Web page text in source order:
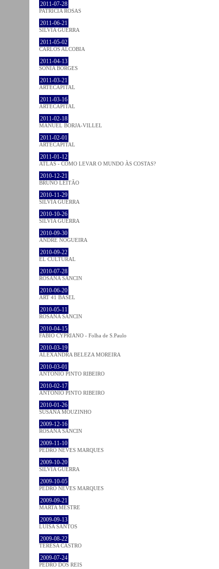
2011-07-28
PATRÍCIA ROSAS
2011-06-21
SÍLVIA GUERRA
2011-05-02
CARLOS ALCOBIA
2011-04-13
SÓNIA BORGES
2011-03-21
ARTECAPITAL
2011-03-16
ARTECAPITAL
2011-02-18
MANUEL BORJA-VILLEL
2011-02-01
ARTECAPITAL
2011-01-12
ATLAS - COMO LEVAR O MUNDO ÀS COSTAS?
2010-12-21
BRUNO LEITÃO
2010-11-29
SÍLVIA GUERRA
2010-10-26
SÍLVIA GUERRA
2010-09-30
ANDRÉ NOGUEIRA
2010-09-22
EL CULTURAL
2010-07-28
ROSANA SANCIN
2010-06-20
ART 41 BASEL
2010-05-11
ROSANA SANCIN
2010-04-15
FABIO CYPRIANO - Folha de S.Paulo
2010-03-19
ALEXANDRA BELEZA MOREIRA
2010-03-01
ANTÓNIO PINTO RIBEIRO
2010-02-17
ANTÓNIO PINTO RIBEIRO
2010-01-26
SUSANA MOUZINHO
2009-12-16
ROSANA SANCIN
2009-11-10
PEDRO NEVES MARQUES
2009-10-20
SÍLVIA GUERRA
2009-10-05
PEDRO NEVES MARQUES
2009-09-21
MARTA MESTRE
2009-09-13
LUÍSA SANTOS
2009-08-22
TERESA CASTRO
2009-07-24
PEDRO DOS REIS